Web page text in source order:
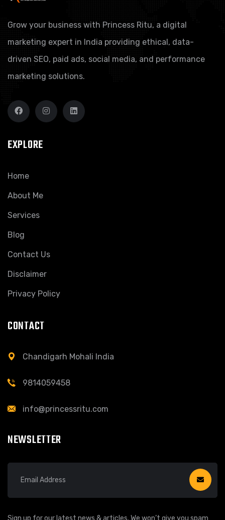
Grow your business with Princess Ritu, a digital
marketing expert in India providing ethical, data-
driven SEO, paid ads, social media, and performance
marketing solutions.
EXPLORE
Home
About Me
Services
Blog
Contact Us
Disclaimer
Privacy Policy
CONTACT
Chandigarh Mohali India
9814059458
info@princessritu.com
NEWSLETTER
Sign up for our latest news & articles. We won’t give you spam